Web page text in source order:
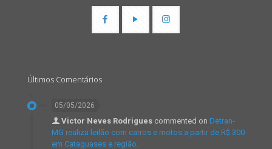
Últimos Comentários
05/05/2026
Victor Neves Rodrigues commented on Detran-
MG realiza leilão com carros e motos a partir de R$ 300
em Cataguases e região.